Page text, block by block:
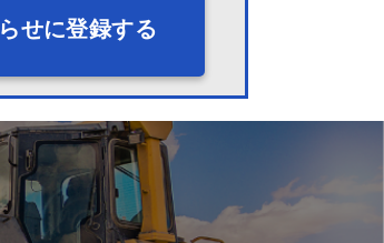
せに登録する